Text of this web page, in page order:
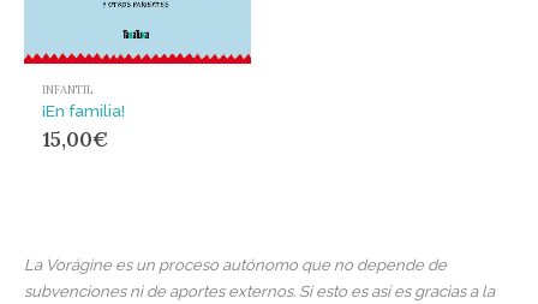
INFANTIL
¡En familia!
15,00€
La Vorágine es un proceso autónomo que no depende de
subvenciones ni de aportes externos. Si esto es así es gracias a la